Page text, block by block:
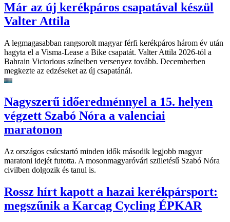
Már az új kerékpáros csapatával készül
Valter Attila
A legmagasabban rangsorolt magyar férfi kerékpáros három év után
hagyta el a Visma-Lease a Bike csapatát. Valter Attila 2026-tól a
Bahrain Victorious színeiben versenyez tovább. Decemberben
megkezte az edzéseket az új csapatánál.
Nagyszerű időeredménnyel a 15. helyen
végzett Szabó Nóra a valenciai
maratonon
Az országos csúcstartó minden idők második legjobb magyar
maratoni idejét futotta. A mosonmagyaróvári születésű Szabó Nóra
civilben dolgozik és tanul is.
Rossz hírt kapott a hazai kerékpársport:
megszűnik a Karcag Cycling ÉPKAR